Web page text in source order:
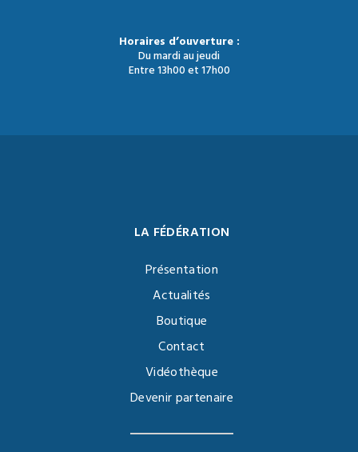
Horaires d’ouverture :
Du mardi au jeudi
Entre 13h00 et 17h00
LA FÉDÉRATION
Présentation
Actualités
Boutique
Contact
Vidéothèque
Devenir partenaire